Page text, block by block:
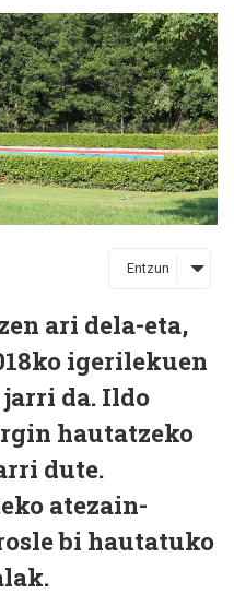
Entzun
ari dela-eta,
igerilekuen
da. Ildo
hautatzeko
dute.
atezain-
bi hautatuko